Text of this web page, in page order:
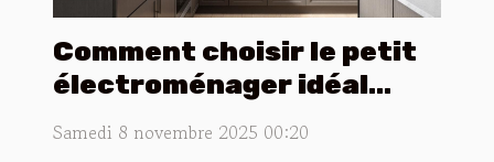
Comment choisir le petit
électroménager idéal
pour votre cuisine ?
Samedi 8 novembre 2025 00:20